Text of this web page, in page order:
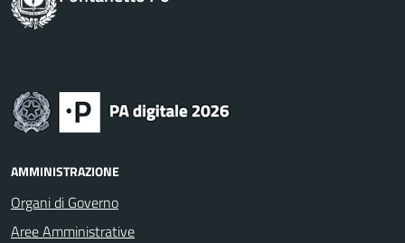
AMMINISTRAZIONE
Organi di Governo
Aree Amministrative